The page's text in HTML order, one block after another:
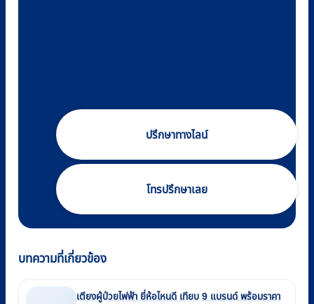
ปรึกษาทางไลน์
โทรปรึกษาเลย
บทความที่เกี่ยวข้อง
เตียงผู้ป่วยไฟฟ้า ยี่ห้อไหนดี เทียบ 9 แบรนด์ พร้อมราคา